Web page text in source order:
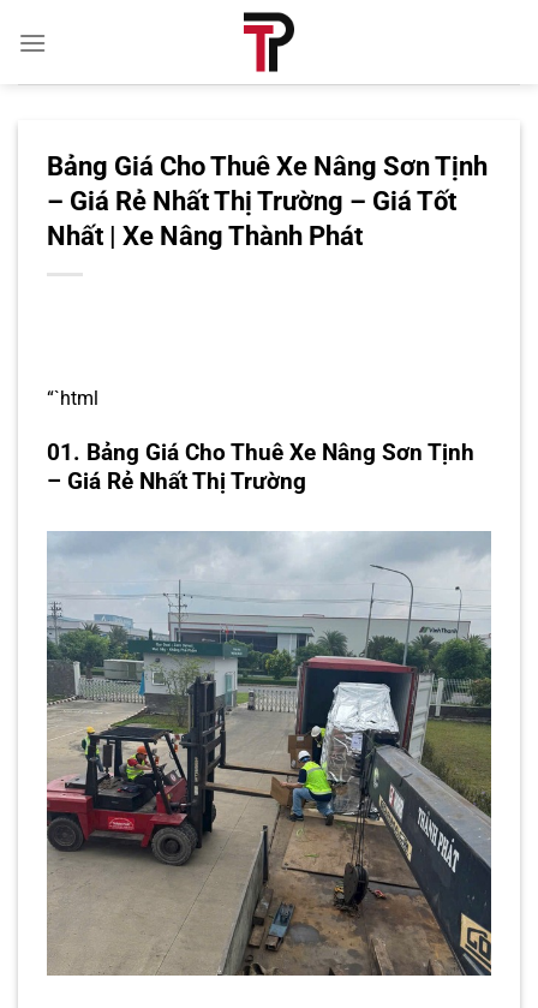
qua
Bảng Giá Cho Thuê Xe Nâng Sơn Tịnh
– Giá Rẻ Nhất Thị Trường – Giá Tốt
Nhất | Xe Nâng Thành Phát
“`html
01. Bảng Giá Cho Thuê Xe Nâng Sơn Tịnh
– Giá Rẻ Nhất Thị Trường